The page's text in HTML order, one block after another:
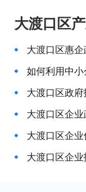
大渡口区
大渡口区惠
如何利用中
大渡口区政
大渡口区企
大渡口区企
大渡口区企